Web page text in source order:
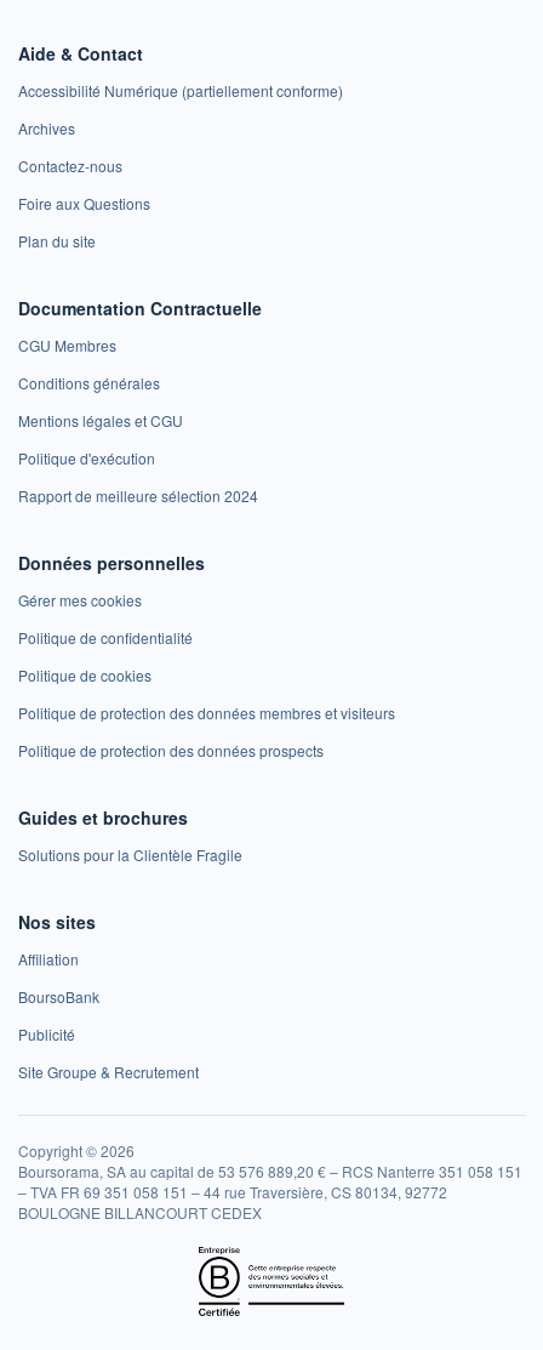
Aide & Contact
Accessibilité Numérique (partiellement conforme)
Archives
Contactez-nous
Foire aux Questions
Plan du site
Documentation Contractuelle
CGU Membres
Conditions générales
Mentions légales et CGU
Politique d'exécution
Rapport de meilleure sélection 2024
Données personnelles
Gérer mes cookies
Politique de confidentialité
Politique de cookies
Politique de protection des données membres et visiteurs
Politique de protection des données prospects
Guides et brochures
Solutions pour la Clientèle Fragile
Nos sites
Affiliation
BoursoBank
Publicité
Site Groupe & Recrutement
Copyright © 2026
Boursorama, SA au capital de 53 576 889,20 € – RCS Nanterre 351 058 151
– TVA FR 69 351 058 151 – 44 rue Traversière, CS 80134, 92772
BOULOGNE BILLANCOURT CEDEX